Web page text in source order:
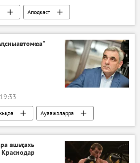
Аподкаст
Ауаажәларра
ашьҭахь
Краснодар